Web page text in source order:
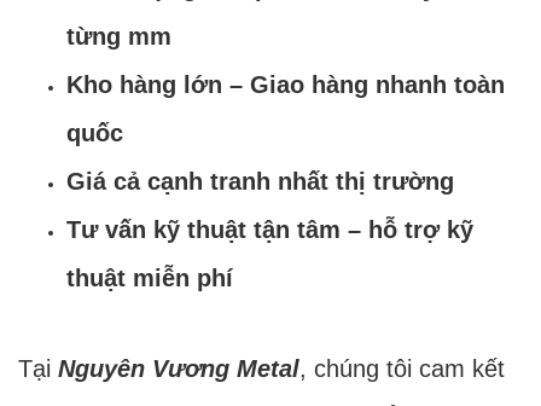
từng mm
Kho hàng lớn – Giao hàng nhanh toàn
quốc
Giá cả cạnh tranh nhất thị trường
Tư vấn kỹ thuật tận tâm – hỗ trợ kỹ
thuật miễn phí
Tại Nguyên Vương Metal, chúng tôi cam kết